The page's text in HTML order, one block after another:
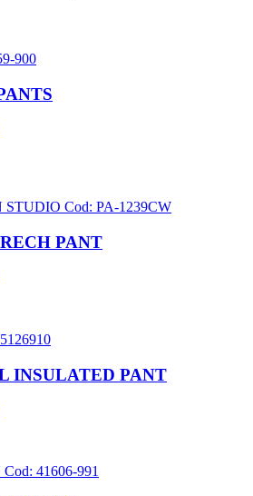
900
STUDIO Cod: PA-1239CW
PANT
INSULATED PANT
Cod: 41606-991